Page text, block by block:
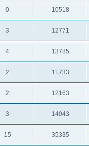
0 10518
3 12771
4 13785
2 11733
2 12163
3 14043
15 35335